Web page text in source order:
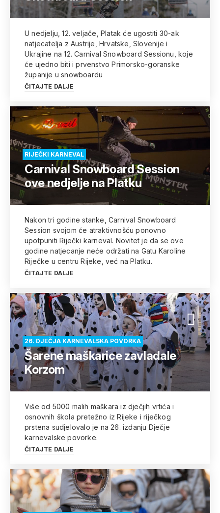
U nedjelju, 12. veljače, Platak će ugostiti 30-ak
natjecatelja z Austrije, Hrvatske, Slovenije i
Ukrajine na 12. Carnival Snowboard Sessionu, koje
će ujedno biti i prvenstvo Primorsko-goranske
županije u snowboardu
ČITAJTE DALJE
RIJEČKI KARNEVAL
Carnival Snowboard Session
ove nedjelje na Platku
Nakon tri godine stanke, Carnival Snowboard
Session svojom će atraktivnošću ponovno
upotpuniti Riječki karneval. Novitet je da se ove
godine natjecanje neće održati na Gatu Karoline
Riječke u centru Rijeke, već na Platku.
ČITAJTE DALJE
26. DJEČJA KARNEVALSKA POVORKA
Šarene maškarice zavladale
Korzom
Više od 5000 malih maškara iz dječjih vrtića i
osnovnih škola pretežno iz Rijeke i riječkog
prstena sudjelovalo je na 26. izdanju Dječje
karnevalske povorke.
ČITAJTE DALJE